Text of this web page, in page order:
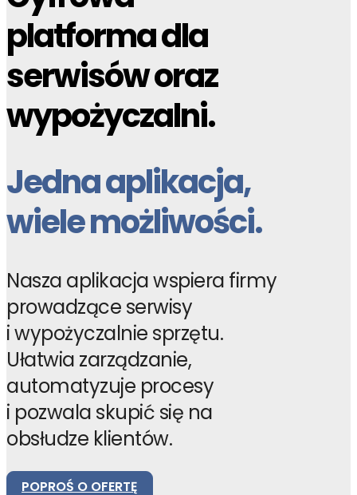
platforma dla
serwisów oraz
wypożyczalni.
Jedna aplikacja,
wiele możliwości.
Nasza aplikacja wspiera firmy
prowadzące serwisy
i wypożyczalnie sprzętu.
Ułatwia zarządzanie,
automatyzuje procesy
i pozwala skupić się na
obsłudze klientów.
POPROŚ O OFERTĘ